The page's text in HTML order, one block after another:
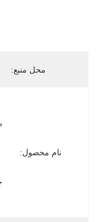
محل منبع:
نام محصول: